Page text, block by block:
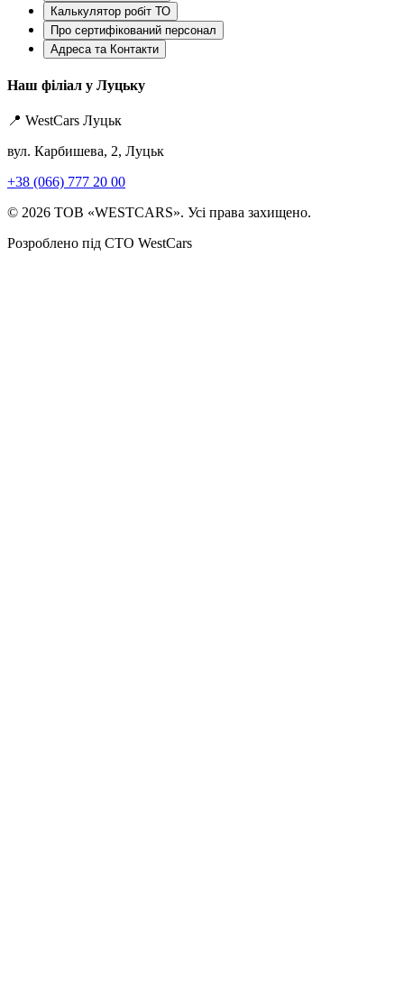
Калькулятор робіт ТО
Про сертифікований персонал
Адреса та Контакти
Наш філіал у Луцьку
📍 WestCars Луцьк
вул. Карбишева, 2, Луцьк
+38 (066) 777 20 00
© 2026 ТОВ «WESTCARS». Усі права захищено.
Розроблено під СТО WestCars